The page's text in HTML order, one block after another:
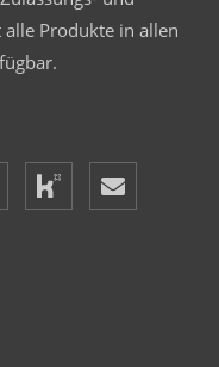
Produkte in allen